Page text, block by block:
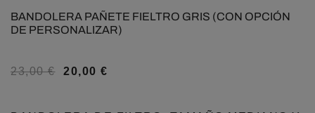
BANDOLERA PAÑETE FIELTRO GRIS (CON OPCIÓN
DE PERSONALIZAR)
23,00€ 20,00 €